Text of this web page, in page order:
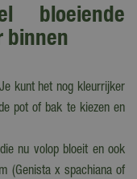
bloeiende
binnen
kunt het nog kleurrijker
pot of bak te kiezen en
nu volop bloeit en ook
(Genista x spachiana of